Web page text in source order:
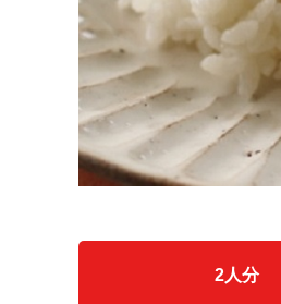
2人分